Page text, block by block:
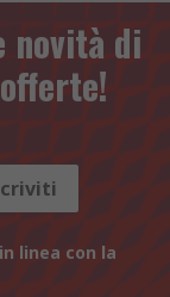
novità di
linea con la